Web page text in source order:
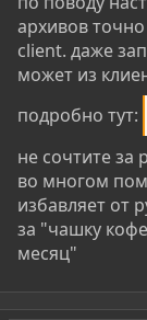
архивов
client. даже
может из
подробно тут:
не сочтите за
во многом
избавляет от
за "чашку
месяц"